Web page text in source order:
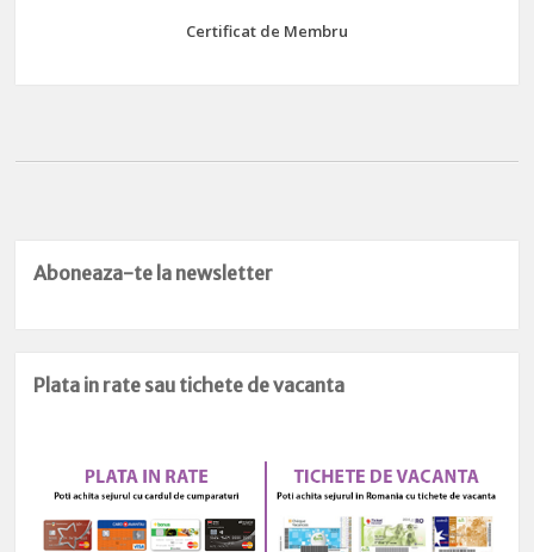
Certificat de Membru
Aboneaza-te la newsletter
Plata in rate sau tichete de vacanta